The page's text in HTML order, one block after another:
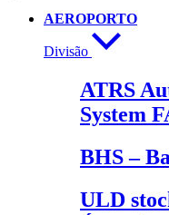
AEROPORTO
Divisão
ATRS
System
BHS –
ULD